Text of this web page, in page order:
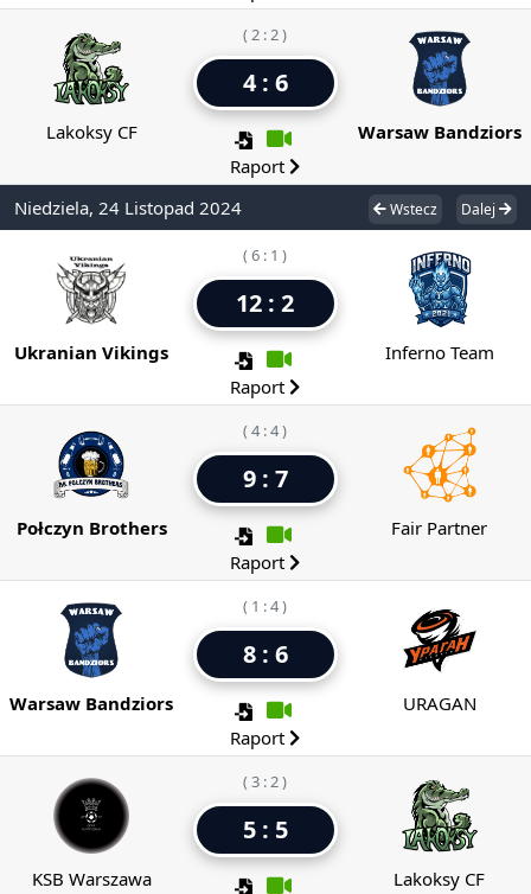
Lakoksy CF
( 2 : 2 )
4 : 6
Raport
Warsaw Bandziors
Niedziela, 24 Listopad 2024 Wstecz Dalej
Ukranian Vikings
( 6 : 1 )
12 : 2
Raport
Inferno Team
Połczyn Brothers
( 4 : 4 )
9 : 7
Raport
Fair Partner
Warsaw Bandziors
( 1 : 4 )
8 : 6
Raport
URAGAN
KSB Warszawa
( 3 : 2 )
5 : 5
Lakoksy CF